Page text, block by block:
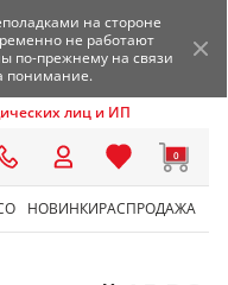
на стороне
не работают
по-прежнему на связи
понимание.
лиц и ИП
0
НОВИНКИРАСПРОДАЖА